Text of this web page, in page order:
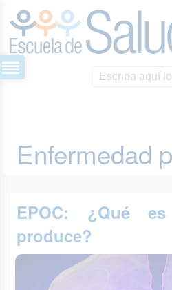
Enfermedad
EPOC: ¿Qué
produce?